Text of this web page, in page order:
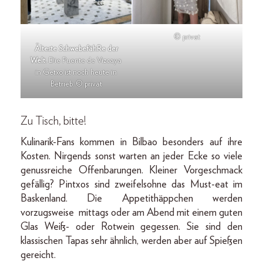
Älteste SchwebefähRe der
Welt. Die Puente de Vizcaya
in Getxo ist noch heute in
Betrieb. © privat
© privat
Zu Tisch, bitte!
Kulinarik-Fans kommen in Bilbao besonders auf ihre
Kosten. Nirgends sonst warten an jeder Ecke so viele
genussreiche Offenbarungen. Kleiner Vorgeschmack
gefällig? Pintxos sind zweifelsohne das Must-eat im
Baskenland. Die Appetithäppchen werden
vorzugsweise mittags oder am Abend mit einem guten
Glas Weiß- oder Rotwein gegessen. Sie sind den
klassischen Tapas sehr ähnlich, werden aber auf Spießen
gereicht.